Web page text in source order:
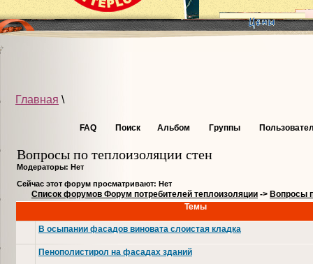
Главная \
FAQ Поиск Альбом Группы
Вопросы по теплоизоляции стен
Модераторы: Нет
Сейчас этот форум просматривают: Нет
Список форумов Форум потребителей теплоизоляции -> Вопросы
Темы
В осыпании фасадов виновата слоистая кладка
Пенополистирол на фасадах зданий